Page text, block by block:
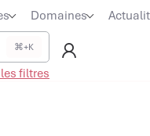
Domaines
⌘+K
filtres